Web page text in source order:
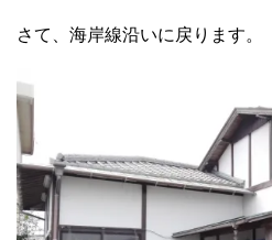
さて、海岸線沿いに戻ります。